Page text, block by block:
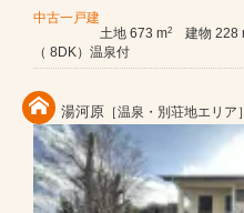
中古一戸建
土地 673 m2 建物 228
（ 8DK）温泉付
湯河原 ［温泉・別荘地エリア］